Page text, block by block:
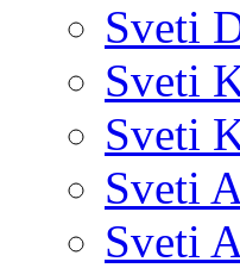
Sveti
Sveti
Sveti
Sveti
Sveti